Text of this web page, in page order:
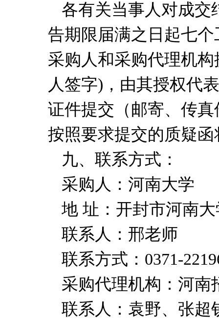
各有关当事人对成交
告期限届满之日起七
采购人和采购代理机构
人签字) ，由其授权代
证件提交（邮寄、传
按照要求提交的质疑
九、联系方式：
采购人：河南大学
地 址：开封市河南
联系人：邢老师
联系方式 ： 0371-
采购代理机构：河南
联系人：袁野、张超